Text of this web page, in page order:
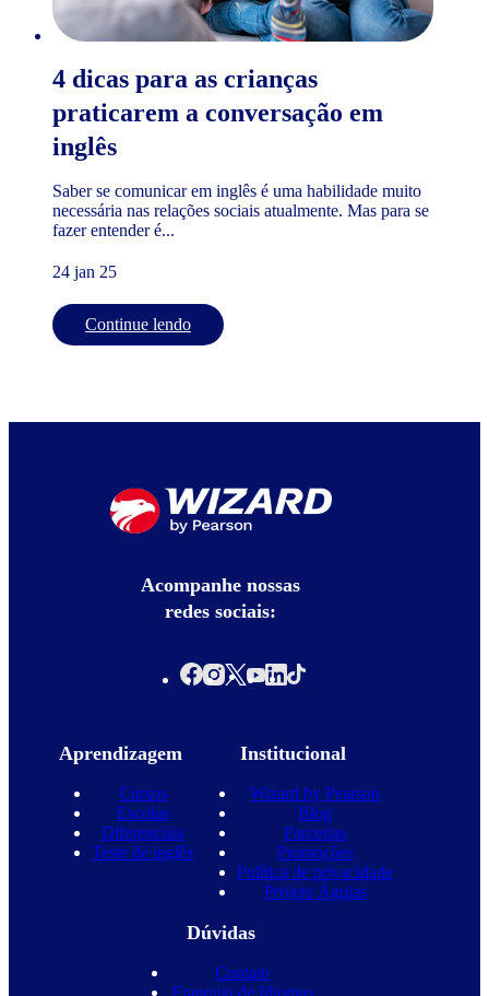
4 dicas para as crianças
praticarem a conversação em
inglês
Saber se comunicar em inglês é uma habilidade muito
necessária nas relações sociais atualmente. Mas para se
fazer entender é...
24 jan 25
Continue lendo
Acompanhe nossas
redes sociais:
Aprendizagem
Cursos
Escolas
Diferenciais
Teste de inglês
Institucional
Wizard by Pearson
Blog
Parcerias
Promoções
Política de privacidade
Projeto Águias
Dúvidas
Contato